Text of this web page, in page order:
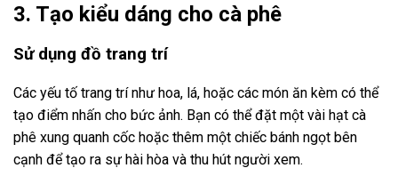
3. Tạo kiểu dáng cho cà phê
Sử dụng đồ trang trí
Các yếu tố trang trí như hoa, lá, hoặc các món ăn kèm có thể
tạo điểm nhấn cho bức ảnh. Bạn có thể đặt một vài hạt cà
phê xung quanh cốc hoặc thêm một chiếc bánh ngọt bên
cạnh để tạo ra sự hài hòa và thu hút người xem.